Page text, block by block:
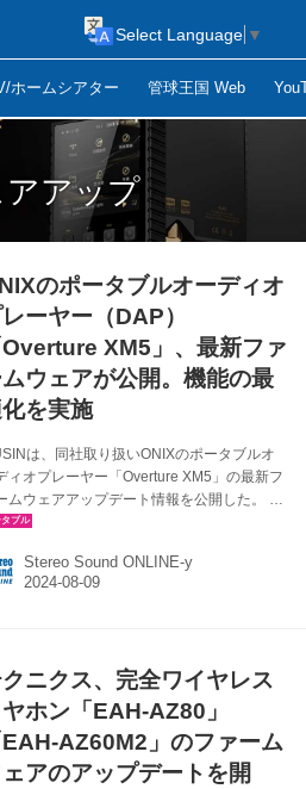
ホームシアター 管球王国 Web
Select Language ▼
アップ
のポータブルオーディオ
ーヤー（DAP）
Overture XM5」、最新ファ
ウェアが公開。機能の最
を実施
は、同社取り扱いONIXのポータブルオ
ィオプレーヤー「Overture XM5」の最新フ
ムウェアアップデート情報を公開した。 最
ァームウェアの概要は下記の通り。 ・
トの閲覧を最適化 ・Bluetooth接続を最適化
パフォーマンスの最適化 ・その他細か
Stereo Sound ONLINE-y
ニクス、完全ワイヤレス
ホン「EAH-AZ80」
EAH-AZ60M2」のファーム
ェアのアップデートを開